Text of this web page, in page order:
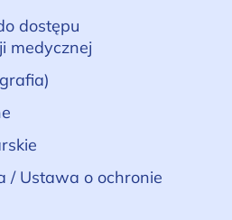
dostępu
medycznej
/ Ustawa o ochronie